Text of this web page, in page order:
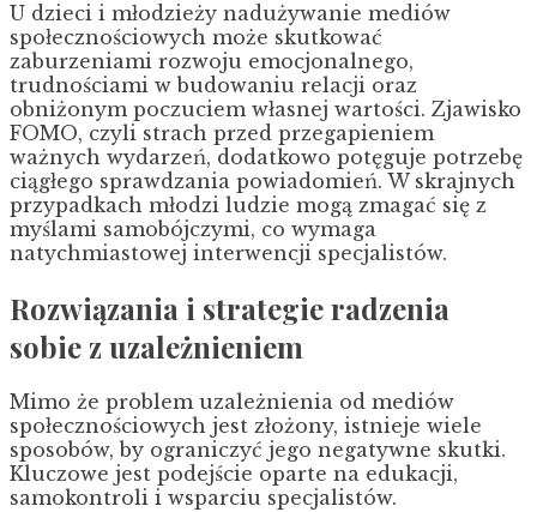
U dzieci i młodzieży nadużywanie mediów
społecznościowych może skutkować
zaburzeniami rozwoju emocjonalnego,
trudnościami w budowaniu relacji oraz
obniżonym poczuciem własnej wartości. Zjawisko
FOMO, czyli strach przed przegapieniem
ważnych wydarzeń, dodatkowo potęguje potrzebę
ciągłego sprawdzania powiadomień. W skrajnych
przypadkach młodzi ludzie mogą zmagać się z
myślami samobójczymi, co wymaga
natychmiastowej interwencji specjalistów.
Rozwiązania i strategie radzenia
sobie z uzależnieniem
Mimo że problem uzależnienia od mediów
społecznościowych jest złożony, istnieje wiele
sposobów, by ograniczyć jego negatywne skutki.
Kluczowe jest podejście oparte na edukacji,
samokontroli i wsparciu specjalistów.